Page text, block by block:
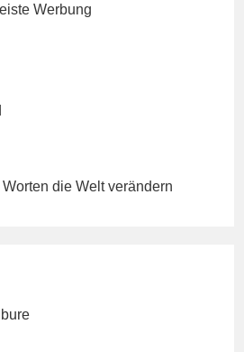
Werbung
Worten die Welt verändern